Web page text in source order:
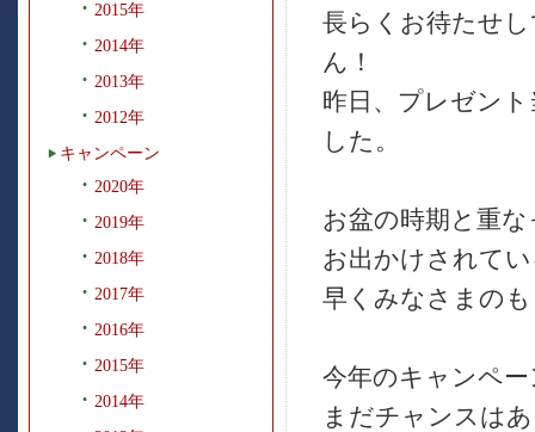
2015年
2014年
2013年
2012年
キャンペーン
2020年
2019年
2018年
2017年
2016年
2015年
2014年
長らくお待たせ
ん！
昨日、プレゼン
した。
お盆の時期と重
お出かけされて
早くみなさまの
今年のキャンペ
まだチャンスは